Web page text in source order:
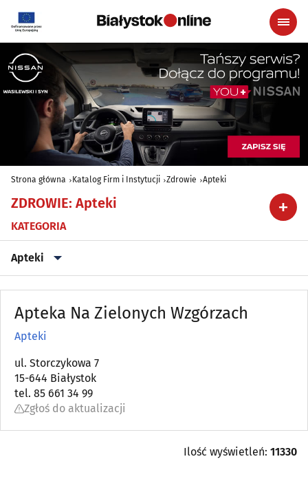
Strona główna Katalog Firm i Instytucji Zdrowie Apteki
ZDROWIE: Apteki
KATEGORIA
Apteki
Alergologia(18)
Ambulatoria
Angiologia(5)
Apteki(92)
Audiologia(5)
Apteka Na Zielonych Wzgórzach
Apteki
ul. Storczykowa 7
15-644 Białystok
tel. 85 661 34 99
Zgłoś do aktualizacji
Ilość wyświetleń: 11330